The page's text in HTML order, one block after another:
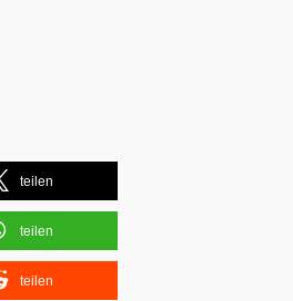
teilen
teilen
teilen